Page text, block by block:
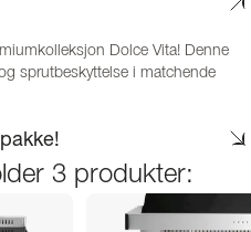
Dolce Vita! Denne
sprutbeskyttelse i matchende
3 produkter: